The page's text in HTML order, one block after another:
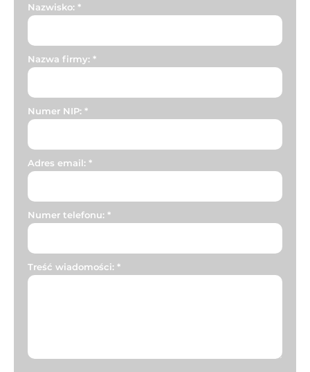
Nazwisko: *
Nazwa firmy: *
Numer NIP: *
Adres email: *
Numer telefonu: *
Treść wiadomości: *